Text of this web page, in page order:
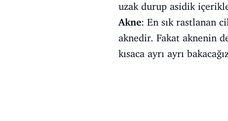
uzak durup asidik
Akne: En sık rastlanan
aknedir. Fakat aknenin
kısaca ayrı ayrı